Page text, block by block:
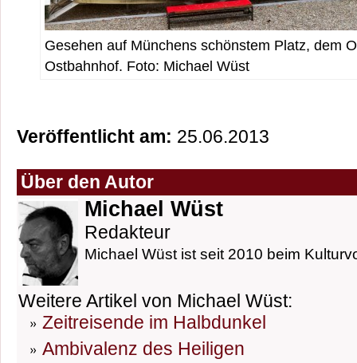
Gesehen auf Münchens schönstem Platz, dem
Ostbahnhof. Foto: Michael Wüst
Veröffentlicht am: 25.06.2013
Über den Autor
Michael Wüst
Redakteur
Michael Wüst ist seit 2010 beim
Weitere Artikel von Michael Wüst:
Zeitreisende im Halbdunkel
Ambivalenz des Heiligen